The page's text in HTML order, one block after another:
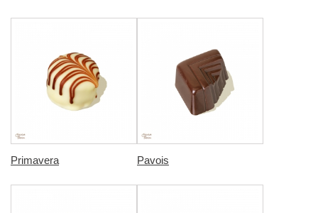
Primavera Pavois